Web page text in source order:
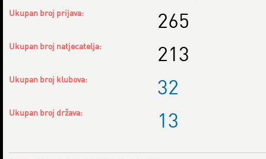
Ukupan broj prijava: 265
Ukupan broj natjecatelja: 213
Ukupan broj klubova: 32
Ukupan broj država: 13